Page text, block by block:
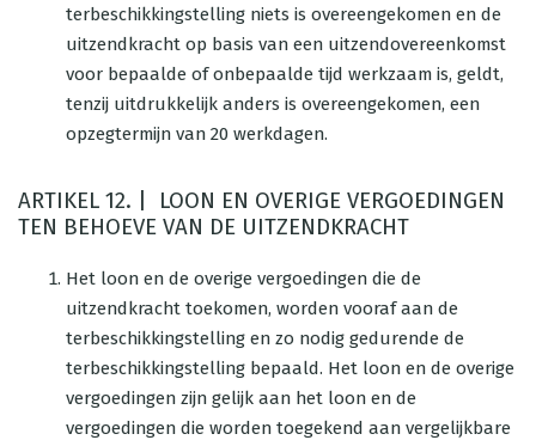
terbeschikkingstelling niets is overeengekomen en de
uitzendkracht op basis van een uitzendovereenkomst
voor bepaalde of onbepaalde tijd werkzaam is, geldt,
tenzij uitdrukkelijk anders is overeengekomen, een
opzegtermijn van 20 werkdagen.
ARTIKEL 12. | LOON EN OVERIGE VERGOEDINGEN
TEN BEHOEVE VAN DE UITZENDKRACHT
Het loon en de overige vergoedingen die de
uitzendkracht toekomen, worden vooraf aan de
terbeschikkingstelling en zo nodig gedurende de
terbeschikkingstelling bepaald. Het loon en de overige
vergoedingen zijn gelijk aan het loon en de
vergoedingen die worden toegekend aan vergelijkbare